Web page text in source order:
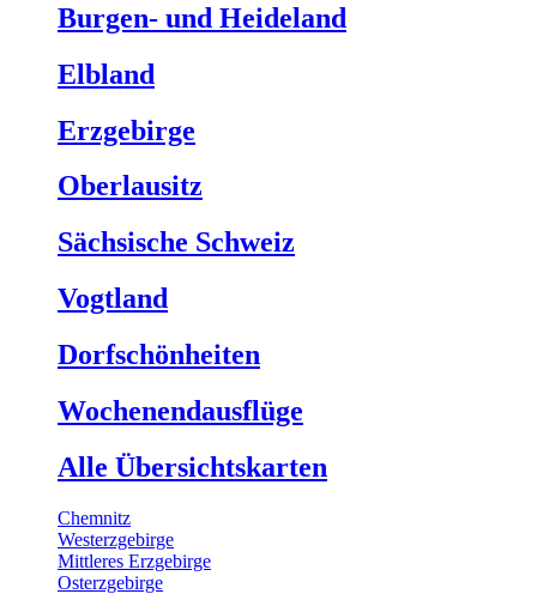
Burgen- und Heideland
Elbland
Erzgebirge
Oberlausitz
Sächsische Schweiz
Vogtland
Dorfschönheiten
Wochenendausflüge
Alle Übersichtskarten
Chemnitz
Westerzgebirge
Mittleres Erzgebirge
Osterzgebirge